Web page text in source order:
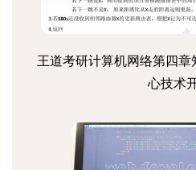
王道考研计算机网络第四
心技术